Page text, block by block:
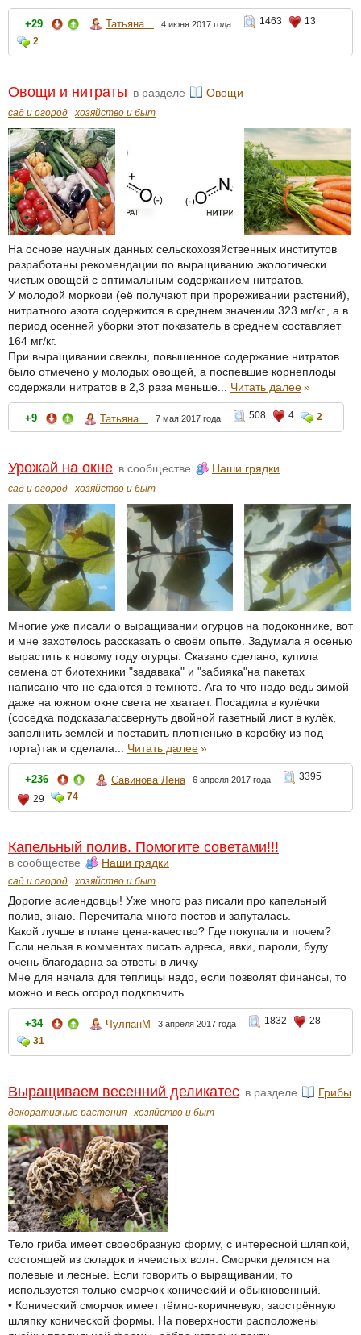
+29 Татьяна... 4 июня 2017 года 1463
13
2
Овощи и нитраты в разделе Овощи
сад и огород хозяйство и быт
На основе научных данных сельскохозяйственных институтов
разработаны рекомендации по выращиванию экологически
чистых овощей с оптимальным содержанием нитратов.
У молодой моркови (её получают при прореживании растений),
нитратного азота содержится в среднем значении 323 мг/кг., а в
период осенней уборки этот показатель в среднем составляет
164 мг/кг.
При выращивании свеклы, повышенное содержание нитратов
было отмечено у молодых овощей, а поспевшие корнеплоды
содержали нитратов в 2,3 раза меньше... Читать далее»
+9 Татьяна... 7 мая 2017 года 508 4 2
Урожай на окне в сообществе Наши грядки
сад и огород хозяйство и быт
Многие уже писали о выращивании огурцов на подоконнике, вот
и мне захотелось рассказать о своём опыте. Задумала я осенью
вырастить к новому году огурцы. Сказано сделано, купила
семена от биотехники "задавака" и "забияка"на пакетах
написано что не сдаются в темноте. Ага то что надо ведь зимой
даже на южном окне света не хватает. Посадила в кулёчки
(соседка подсказала:свернуть двойной газетный лист в кулёк,
заполнить землёй и поставить плотненько в коробку из под
торта)так и сделала... Читать далее»
+236 Савинова Лена 6 апреля 2017 года
3395
29
74
Капельный полив. Помогите советами!!!
в сообществе Наши грядки
сад и огород хозяйство и быт
Дорогие асиендовцы! Уже много раз писали про капельный
полив, знаю. Перечитала много постов и запуталась.
Какой лучше в плане цена-качество? Где покупали и почем?
Если нельзя в комментах писать адреса, явки, пароли, буду
очень благодарна за ответы в личку
Мне для начала для теплицы надо, если позволят финансы, то
можно и весь огород подключить.
+34 ЧулпанМ 3 апреля 2017 года 1832
28
31
Выращиваем весенний деликатес в разделе Грибы
декоративные растения хозяйство и быт
Тело гриба имеет своеобразную форму, с интересной шляпкой,
состоящей из складок и ячеистых волн. Сморчки делятся на
полевые и лесные. Если говорить о выращивании, то
используется только сморчок конический и обыкновенный.
• Конический сморчок имеет тёмно-коричневую, заострённую
шляпку конической формы. На поверхности расположены